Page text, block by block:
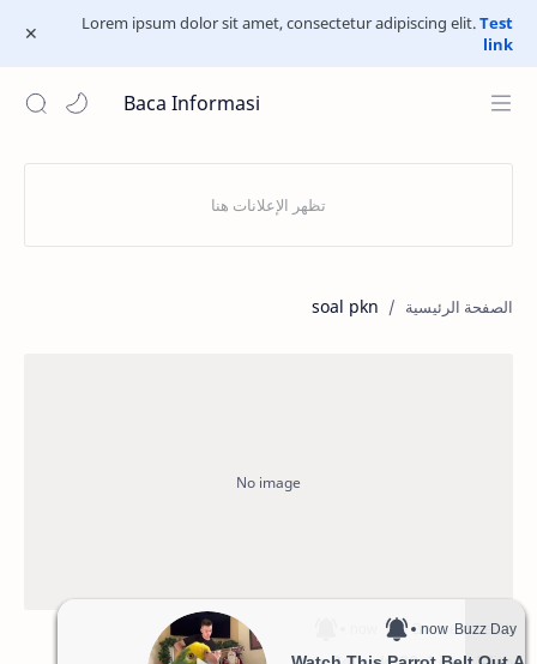
Lorem ipsum dolor sit amet, consectetur adipiscing elit.Test
link
Baca Informasi
soal pkn